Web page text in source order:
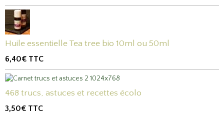
Huile essentielle Tea tree bio 10ml ou 50ml
6,40€ TTC
468 trucs, astuces et recettes écolo
3,50€ TTC